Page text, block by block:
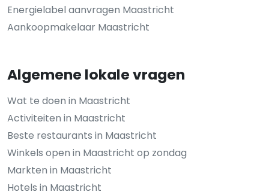
Energielabel aanvragen Maastricht
Aankoopmakelaar Maastricht
Algemene lokale vragen
Wat te doen in Maastricht
Activiteiten in Maastricht
Beste restaurants in Maastricht
Winkels open in Maastricht op zondag
Markten in Maastricht
Hotels in Maastricht